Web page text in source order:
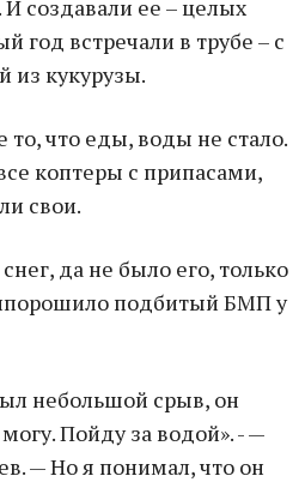
И создавали ее – целых
год встречали в трубе – с
из кукурузы.
что еды, воды не стало.
коптеры с припасами,
свои.
да не было его, только
подбитый БМП у
небольшой срыв, он
Пойду за водой». - —
— Но я понимал, что он